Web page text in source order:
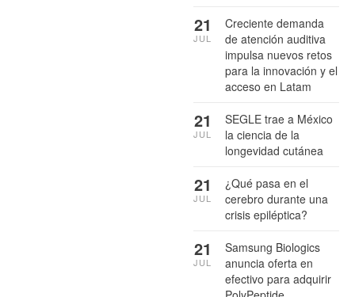
Creciente demanda
de atención auditiva
impulsa nuevos retos
para la innovación y el
acceso en Latam
21
JUL
SEGLE trae a México
la ciencia de la
longevidad cutánea
21
JUL
¿Qué pasa en el
cerebro durante una
crisis epiléptica?
21
JUL
Samsung Biologics
anuncia oferta en
efectivo para adquirir
21
JUL